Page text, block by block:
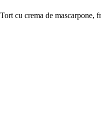
Tort cu crema de mascarpone,